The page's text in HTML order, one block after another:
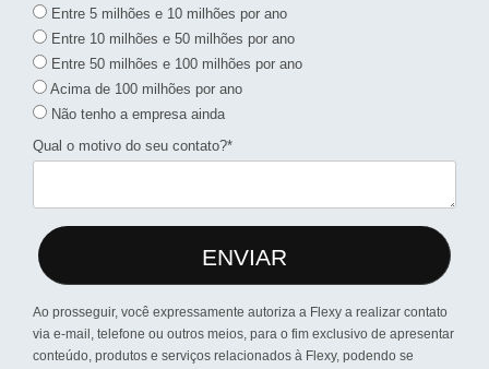
Entre 5 milhões e 10 milhões por ano
Entre 10 milhões e 50 milhões por ano
Entre 50 milhões e 100 milhões por ano
Acima de 100 milhões por ano
Não tenho a empresa ainda
Qual o motivo do seu contato?*
ENVIAR
Ao prosseguir, você expressamente autoriza a Flexy a realizar contato
via e-mail, telefone ou outros meios, para o fim exclusivo de apresentar
conteúdo, produtos e serviços relacionados à Flexy, podendo se